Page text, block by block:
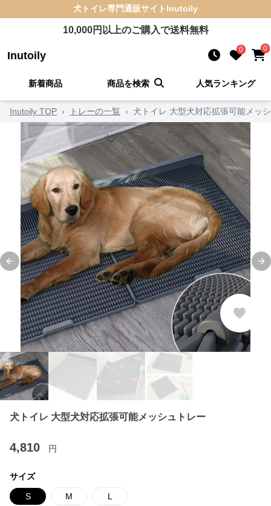
犬トイレ専門通販サイト Inutoily
10,000円以上のご購入で送料無料
Inutoily 0 0
新着商品 商品を検索 人気ランキング
Inutoily TOP › トレーの一覧 › 犬トイレ 大型犬対応拡張可能メッ
Previous slide
犬トイレ 大型犬対応拡張可能メッシュトレー
4,810 円
サイズ
S M L